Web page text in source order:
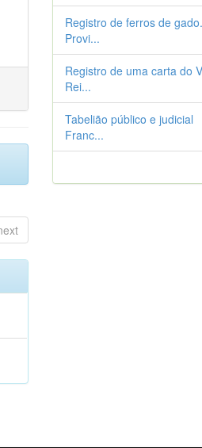
Registro de ferros de gado.
Provi...
Registro de uma carta do
Rei...
Tabelião público e judicial
Franc...